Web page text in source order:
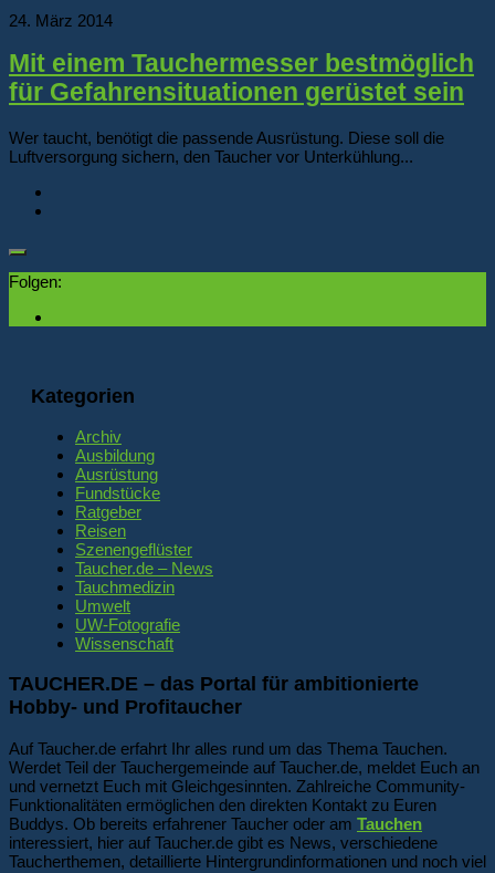
24. März 2014
Mit einem Tauchermesser bestmöglich
für Gefahrensituationen gerüstet sein
Wer taucht, benötigt die passende Ausrüstung. Diese soll die
Luftversorgung sichern, den Taucher vor Unterkühlung...
Folgen:
Kategorien
Archiv
Ausbildung
Ausrüstung
Fundstücke
Ratgeber
Reisen
Szenengeflüster
Taucher.de – News
Tauchmedizin
Umwelt
UW-Fotografie
Wissenschaft
TAUCHER.DE – das Portal für ambitionierte
Hobby- und Profitaucher
Auf Taucher.de erfahrt Ihr alles rund um das Thema Tauchen.
Werdet Teil der Tauchergemeinde auf Taucher.de, meldet Euch an
und vernetzt Euch mit Gleichgesinnten. Zahlreiche Community-
Funktionalitäten ermöglichen den direkten Kontakt zu Euren
Buddys. Ob bereits erfahrener Taucher oder am Tauchen
interessiert, hier auf Taucher.de gibt es News, verschiedene
Taucherthemen, detaillierte Hintergrundinformationen und noch viel